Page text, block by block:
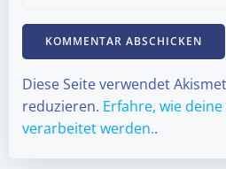
Diese Seite verwendet
reduzieren. Erfahre, wie
verarbeitet werden..